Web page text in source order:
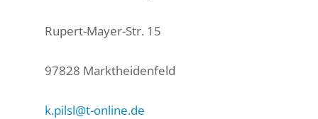
Rupert-Mayer-Str. 15
97828 Marktheidenfeld
k.pilsl@t-online.de